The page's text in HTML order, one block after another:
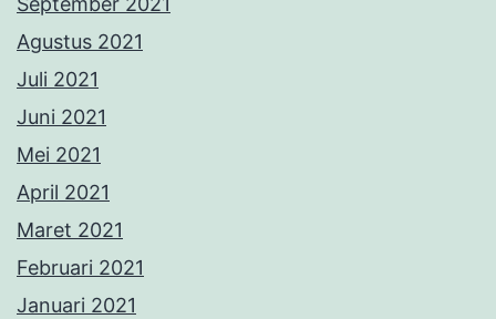
Agustus 2021
Juli 2021
Juni 2021
Mei 2021
April 2021
Maret 2021
Februari 2021
Januari 2021